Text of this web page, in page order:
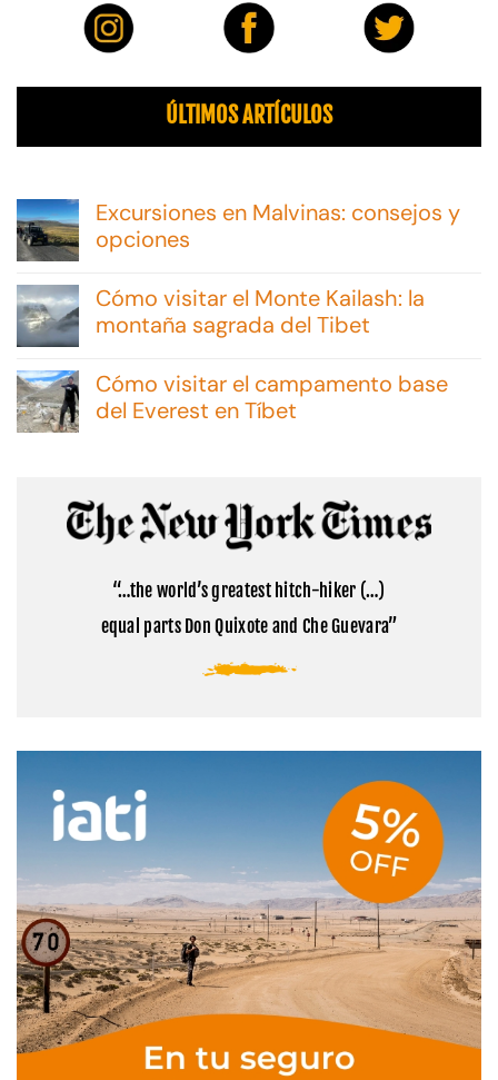
ÚLTIMOS ARTÍCULOS
Excursiones en Malvinas: consejos y
opciones
hay
comentarios
en
Excursiones
Malvinas:
consejos
y
opciones
Cómo visitar el Monte Kailash: la
montaña sagrada del Tibet
hay
comentarios
en
Cómo
la
montaña
sagrada
Tibet
Cómo visitar el campamento base
del Everest en Tíbet
Cómo
visitar
el
base
Everest
en
“…the world’s greatest hitch-hiker (…)
equal parts Don Quixote and Che Guevara”